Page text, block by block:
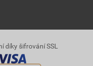
díky šifrování SSL